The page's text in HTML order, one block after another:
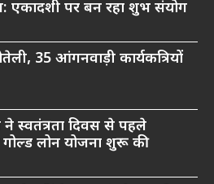
पर बन रहा शुभ संयोग
35 आंगनवाड़ी कार्यकत्रियों
दिवस से पहले
लोन योजना शुरू की